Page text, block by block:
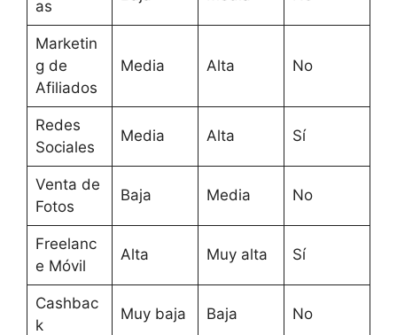
as
Marketin
g de
Afiliados
Media Alta No
Redes
Sociales
Media Alta Sí
Venta de
Fotos
Baja Media No
Freelanc
e Móvil
Alta Muy alta Sí
Cashbac
k
Muy baja Baja No